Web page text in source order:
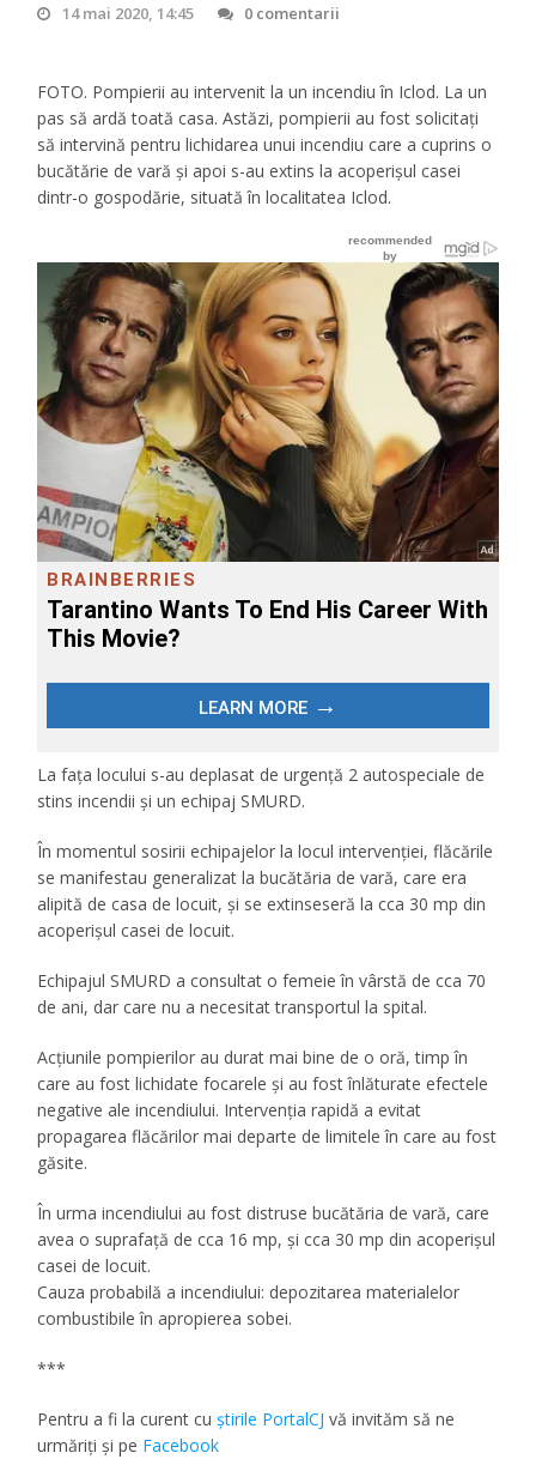
14 mai 2020, 14:45 0 comentarii
FOTO. Pompierii au intervenit la un incendiu în Iclod. La un
pas să ardă toată casa. Astăzi, pompierii au fost solicitați
să intervină pentru lichidarea unui incendiu care a cuprins o
bucătărie de vară și apoi s-au extins la acoperișul casei
dintr-o gospodărie, situată în localitatea Iclod.
La fața locului s-au deplasat de urgență 2 autospeciale de
stins incendii și un echipaj SMURD.
În momentul sosirii echipajelor la locul intervenției, flăcările
se manifestau generalizat la bucătăria de vară, care era
alipită de casa de locuit, și se extinseseră la cca 30 mp din
acoperișul casei de locuit.
Echipajul SMURD a consultat o femeie în vârstă de cca 70
de ani, dar care nu a necesitat transportul la spital.
Acțiunile pompierilor au durat mai bine de o oră, timp în
care au fost lichidate focarele și au fost înlăturate efectele
negative ale incendiului. Intervenția rapidă a evitat
propagarea flăcărilor mai departe de limitele în care au fost
găsite.
În urma incendiului au fost distruse bucătăria de vară, care
avea o suprafață de cca 16 mp, și cca 30 mp din acoperișul
casei de locuit.
Cauza probabilă a incendiului: depozitarea materialelor
combustibile în apropierea sobei.
***
Pentru a fi la curent cuştirile PortalCJ vă invităm să ne
urmăriţi şi pe Facebook